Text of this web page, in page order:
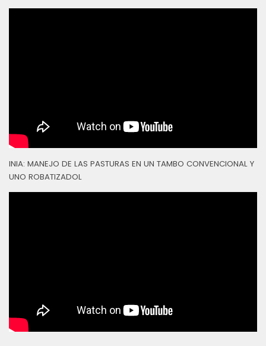
INIA: MANEJO DE LAS PASTURAS EN UN TAMBO CONVENCIONAL Y
UNO ROBATIZADOL